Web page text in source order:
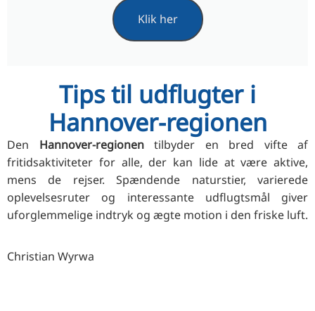
Klik her
Tips til udflugter i
Hannover-regionen
Den Hannover-regionentilbyder en bred vifte af
fritidsaktiviteter for alle, der kan lide at være aktive,
mens de rejser. Spændende naturstier, varierede
oplevelsesruter og interessante udflugtsmål giver
uforglemmelige indtryk og ægte motion i den friske luft.
Christian Wyrwa